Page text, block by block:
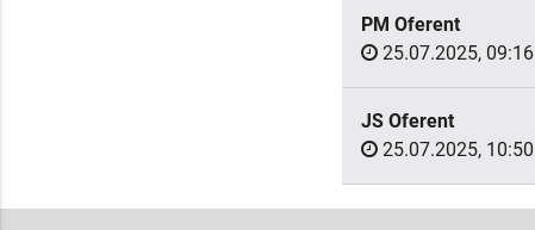
PM Oferent
25.07.2025, 09:16
JS Oferent
25.07.2025, 10:50